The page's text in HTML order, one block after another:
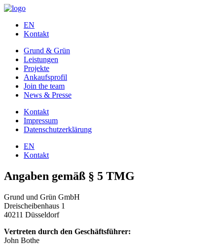
EN
Kontakt
Grund & Grün
Leistungen
Projekte
Ankaufsprofil
Join the team
News & Presse
Kontakt
Impressum
Datenschutzerklärung
EN
Kontakt
Angaben gemäß § 5 TMG
Grund und Grün GmbH
Dreischeibenhaus 1
40211 Düsseldorf
Vertreten durch den Geschäftsführer:
John Bothe